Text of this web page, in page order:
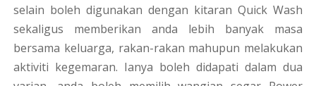
selain boleh digunakan dengan kitaran Quick Wash
sekaligus memberikan anda lebih banyak masa
bersama keluarga, rakan-rakan mahupun melakukan
aktiviti kegemaran. Ianya boleh didapati dalam dua